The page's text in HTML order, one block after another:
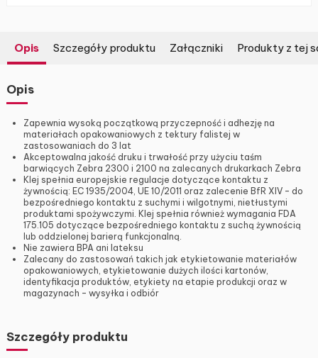
Opis Szczegóły produktu Załączniki Produkty z tej
Opis
Zapewnia wysoką początkową przyczepność i adhezję na
materiałach opakowaniowych z tektury falistej w
zastosowaniach do 3 lat
Akceptowalna jakość druku i trwałość przy użyciu taśm
barwiących Zebra 2300 i 2100 na zalecanych drukarkach Zebra
Klej spełnia europejskie regulacje dotyczące kontaktu z
żywnością: EC 1935/2004, UE 10/2011 oraz zalecenie BfR XIV – do
bezpośredniego kontaktu z suchymi i wilgotnymi, nietłustymi
produktami spożywczymi. Klej spełnia również wymagania FDA
175.105 dotyczące bezpośredniego kontaktu z suchą żywnością
lub oddzielonej barierą funkcjonalną.
Nie zawiera BPA ani lateksu
Zalecany do zastosowań takich jak etykietowanie materiałów
opakowaniowych, etykietowanie dużych ilości kartonów,
identyfikacja produktów, etykiety na etapie produkcji oraz w
magazynach – wysyłka i odbiór
Szczegóły produktu